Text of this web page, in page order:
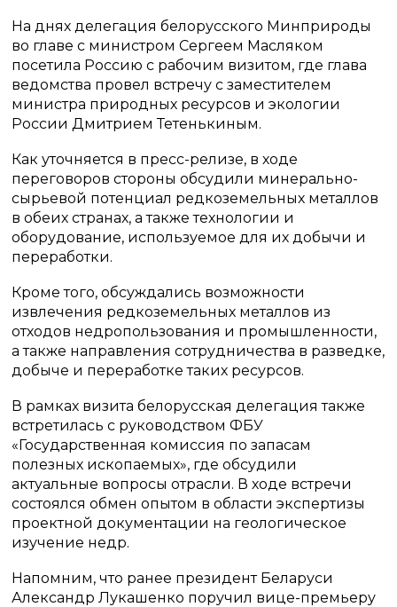
На днях делегация белорусского Минприроды
во главе с министром Сергеем Масляком
посетила Россию с рабочим визитом, где глава
ведомства провел встречу с заместителем
министра природных ресурсов и экологии
России Дмитрием Тетенькиным.
Как уточняется в пресс-релизе, в ходе
переговоров стороны обсудили минерально-
сырьевой потенциал редкоземельных металлов
в обеих странах, а также технологии и
оборудование, используемое для их добычи и
переработки.
Кроме того, обсуждались возможности
извлечения редкоземельных металлов из
отходов недропользования и промышленности,
а также направления сотрудничества в разведке,
добыче и переработке таких ресурсов.
В рамках визита белорусская делегация также
встретилась с руководством ФБУ
«Государственная комиссия по запасам
полезных ископаемых», где обсудили
актуальные вопросы отрасли. В ходе встречи
состоялся обмен опытом в области экспертизы
проектной документации на геологическое
изучение недр.
Напомним, что ранее президент Беларуси
Александр Лукашенко поручил вице-премьеру